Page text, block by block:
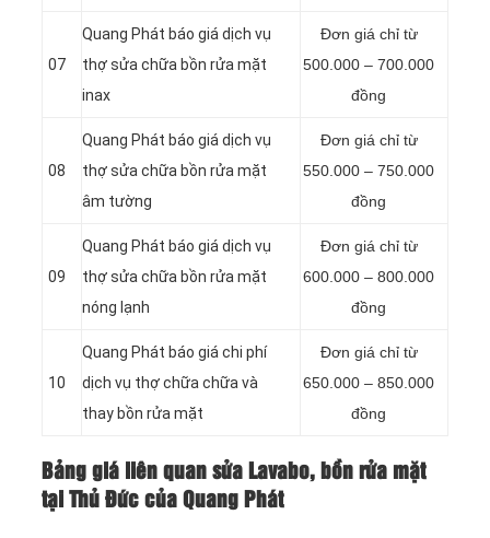
07
Quang Phát báo giá dịch vụ
thợ sửa chữa bồn rửa mặt
inax
Đơn giá chỉ từ
500.000 – 700.000
đồng
08
Quang Phát báo giá dịch vụ
thợ sửa chữa bồn rửa mặt
âm tường
Đơn giá chỉ từ
550.000 – 750.000
đồng
09
Quang Phát báo giá dịch vụ
thợ sửa chữa bồn rửa mặt
nóng lạnh
Đơn giá chỉ từ
600.000 – 800.000
đồng
10
Quang Phát báo giá chi phí
dịch vụ thợ chữa chữa và
thay bồn rửa mặt
Đơn giá chỉ từ
650.000 – 850.000
đồng
Bảng giá liên quan sửa Lavabo, bồn rửa mặt
tại Thủ Đức của Quang Phát